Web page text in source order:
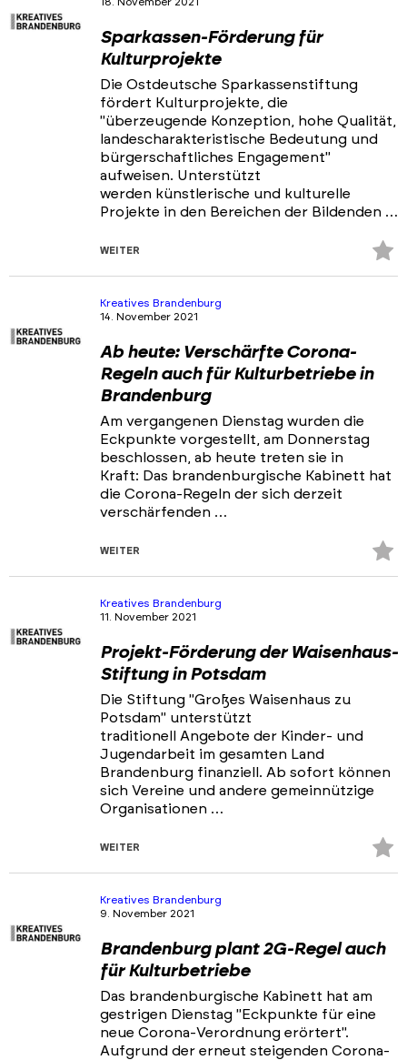
Portfolios
Veranstaltungen & Events
Sparkassen-Förderung für
Kulturprojekte
Die Ostdeutsche Sparkassenstiftung
fördert Kulturprojekte, die
"überzeugende Konzeption, hohe Qualität,
landescharakteristische Bedeutung und
bürgerschaftliches Engagement"
aufweisen. Unterstützt
werden künstlerische und kulturelle
Projekte in den Bereichen der Bildenden …
WEITER
Kreatives Brandenburg
14. November 2021
Ab heute: Verschärfte Corona-
Regeln auch für Kulturbetriebe in
Brandenburg
Am vergangenen Dienstag wurden die
Eckpunkte vorgestellt, am Donnerstag
beschlossen, ab heute treten sie in
Kraft: Das brandenburgische Kabinett hat
die Corona-Regeln der sich derzeit
verschärfenden …
WEITER
Kreatives Brandenburg
11. November 2021
Projekt-Förderung der Waisenhaus-
Stiftung in Potsdam
Die Stiftung "Großes Waisenhaus zu
Potsdam" unterstützt
traditionell Angebote der Kinder- und
Jugendarbeit im gesamten Land
Brandenburg finanziell. Ab sofort können
sich Vereine und andere gemeinnützige
Organisationen …
WEITER
Kreatives Brandenburg
9. November 2021
Brandenburg plant 2G-Regel auch
für Kulturbetriebe
Das brandenburgische Kabinett hat am
gestrigen Dienstag "Eckpunkte für eine
neue Corona-Verordnung erörtert".
Aufgrund der erneut steigenden Corona-